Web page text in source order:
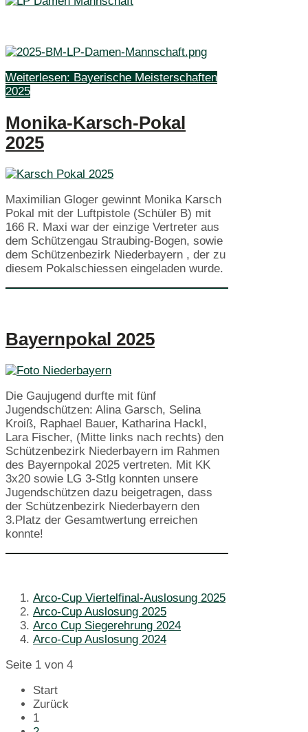
Weiterlesen: Bayerische Meisterschaften
2025
Monika-Karsch-Pokal
2025
Maximilian Gloger gewinnt Monika Karsch
Pokal mit der Luftpistole (Schüler B) mit
166 R. Maxi war der einzige Vertreter aus
dem Schützengau Straubing-Bogen, sowie
dem Schützenbezirk Niederbayern , der zu
diesem Pokalschiessen eingeladen wurde.
Bayernpokal 2025
Die Gaujugend durfte mit fünf
Jugendschützen: Alina Garsch, Selina
Kroiß, Raphael Bauer, Katharina Hackl,
Lara Fischer, (Mitte links nach rechts) den
Schützenbezirk Niederbayern im Rahmen
des Bayernpokal 2025 vertreten. Mit KK
3x20 sowie LG 3-Stlg konnten unsere
Jugendschützen dazu beigetragen, dass
der Schützenbezirk Niederbayern den
3.Platz der Gesamtwertung erreichen
konnte!
Arco-Cup Viertelfinal-Auslosung 2025
Arco-Cup Auslosung 2025
Arco Cup Siegerehrung 2024
Arco-Cup Auslosung 2024
Seite 1 von 4
Start
Zurück
1